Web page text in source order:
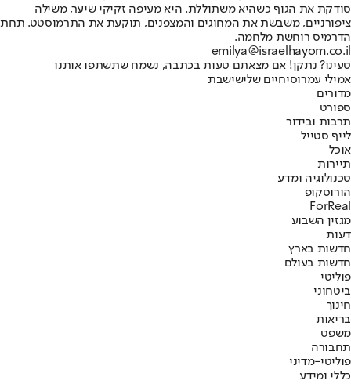
סודקת את הגוף כשהיא משתוללת. היא מעיפה זקיקי שיער, משילה
ציפורניים, משבשת את המחוגים והמצפנים, תוקעת את התרמוסטט. תחת
הדרמיס רוחשת מלחמה.
emilya@israelhayom.co.il
טעינו? נתקן! אם מצאתם טעות בכתבה, נשמח שתשתפו אותנו
אמילי עמרוסיחיים שלישישבת
מדורים
ספורט
תרבות ובידור
לייף סטייל
אוכל
תיירות
טכנולוגיה ומדע
הורוסקופ
ForReal
מגזין השבוע
דעות
חדשות בארץ
חדשות בעולם
פוליטי
ביטחוני
חינוך
בריאות
משפט
תחבורה
פוליטי-מדיני
כללי ומידע